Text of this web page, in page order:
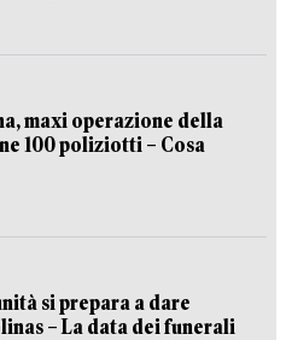
maxi operazione della
100 poliziotti – Cosa
si prepara a dare
– La data dei funerali